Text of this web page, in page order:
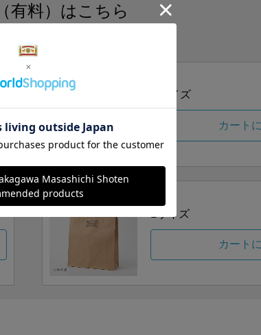
有料）はこちら
ズをご用意しております。
Sサイズ
カート
Lサイズ
カート